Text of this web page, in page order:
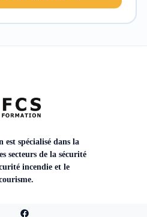
est spécialisé dans la
secteurs de la sécurité
incendie et le